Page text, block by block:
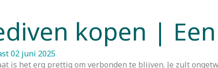
kopen |
02 juni 2025
is het erg prettig om verbonden te blijven. Je zult